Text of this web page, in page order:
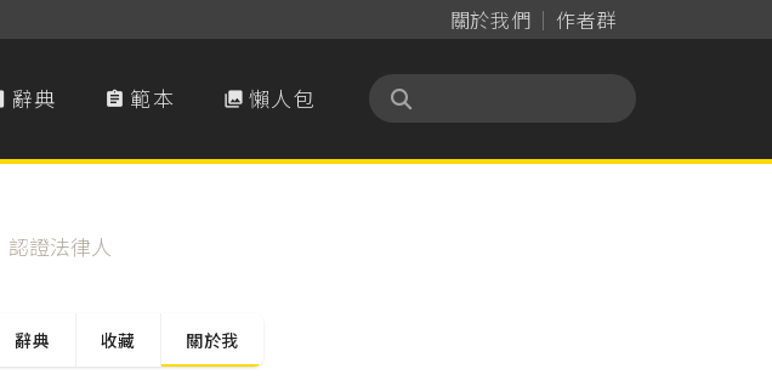
關於我們 作者群
辭典  範本  懶人包
認證法律人
辭典 收藏 關於我